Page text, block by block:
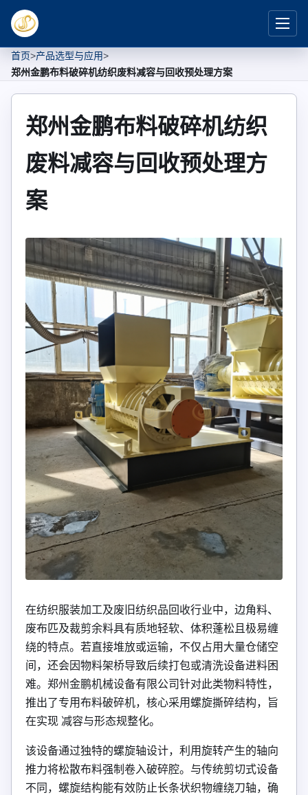
首页>产品选型与应用>
郑州金鹏布料破碎机纺织废料减容与回收预处理方案
郑州金鹏布料破碎机纺织
废料减容与回收预处理方
案
在纺织服装加工及废旧纺织品回收行业中，边角料、
废布匹及裁剪余料具有质地轻软、体积蓬松且极易缠
绕的特点。若直接堆放或运输，不仅占用大量仓储空
间，还会因物料架桥导致后续打包或清洗设备进料困
难。郑州金鹏机械设备有限公司针对此类物料特性，
推出了专用布料破碎机，核心采用螺旋撕碎结构，旨
在实现 减容与形态规整化。
该设备通过独特的螺旋轴设计，利用旋转产生的轴向
推力将松散布料强制卷入破碎腔。与传统剪切式设备
不同，螺旋结构能有效防止长条状织物缠绕刀轴，确